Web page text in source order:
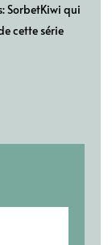
SorbetKiwi qui
cette série